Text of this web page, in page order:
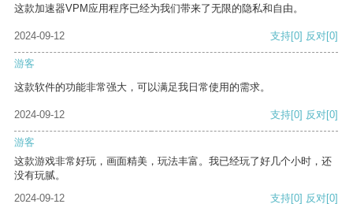
这款加速器VPM应用程序已经为我们带来了无限的隐私和自由。
2024-09-12 支持[0] 反对[0]
游客
这款软件的功能非常强大，可以满足我日常使用的需求。
2024-09-12 支持[0] 反对[0]
游客
这款游戏非常好玩，画面精美，玩法丰富。我已经玩了好几个小时，还
没有玩腻。
2024-09-12
支持[0] 反对[0]